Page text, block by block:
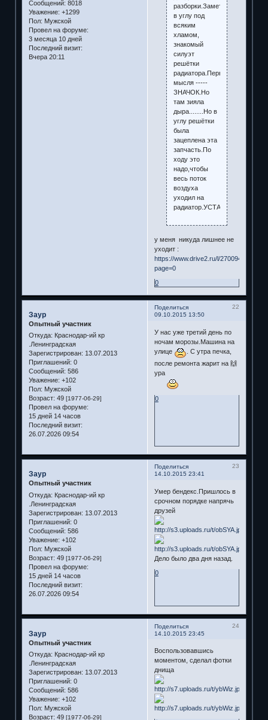
Сообщений: 8018
Уважение: +1299
Пол: Мужской
Провел на форуме:
3 месяца 10 дней
Последний визит:
Вчера 20:11
разборки.Заметил
в углу под
всяким
хламом,
знакомый
силуэт
решётки
радиатора.Первая
мысля -----
ЗНАЧОК.Но
там зияла
дыра........Но в
углу решётки
была
зацеплена эта
запчасть.По
ходу это
надо,чтобы
весь поток
воздуха
уходил на
радиатор.УСТАНОВИЛ
у меня никуда лишнее не
уходит :
https://www.drive2.ru/l/2700947/?
page=0
0
Поделиться
22
09.10.2015 13:50
Заур
Опытный участник
Откуда: Краснодар-ий кр
.Ленинградская
Зарегистрирован: 13.07.2013
Приглашений: 0
Сообщений: 586
Уважение: +102
Пол: Мужской
Возраст: 49 [1977-06-29]
Провел на форуме:
15 дней 14 часов
Последний визит:
26.07.2026 09:54
У нас уже третий день по
ночам морозы.Машина на
улице
. С утра печка,
после ремонта жарит на 🙌
ура
0
Поделиться
23
14.10.2015 23:41
Заур
Опытный участник
Откуда: Краснодар-ий кр
.Ленинградская
Зарегистрирован: 13.07.2013
Приглашений: 0
Сообщений: 586
Уважение: +102
Пол: Мужской
Возраст: 49 [1977-06-29]
Провел на форуме:
15 дней 14 часов
Последний визит:
26.07.2026 09:54
Умер бендекс.Пришлось в
срочном порядке напрячь
друзей
Дело было два дня назад.
0
Поделиться
24
14.10.2015 23:45
Заур
Опытный участник
Откуда: Краснодар-ий кр
.Ленинградская
Зарегистрирован: 13.07.2013
Приглашений: 0
Сообщений: 586
Уважение: +102
Пол: Мужской
Возраст: 49 [1977-06-29]
Воспользовавшись
моментом, сделал фотки
днища